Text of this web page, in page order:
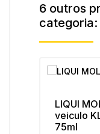
6 outros
categoria:
LIQUI
veiculo
75ml